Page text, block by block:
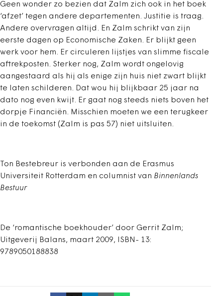
Geen wonder zo bezien dat Zalm zich ook in het boek
‘afzet’ tegen andere departementen. Justitie is traag.
Andere overvragen altijd. En Zalm schrikt van zijn
eerste dagen op Economische Zaken. Er blijkt geen
werk voor hem. Er circuleren lijstjes van slimme fiscale
aftrekposten. Sterker nog, Zalm wordt ongelovig
aangestaard als hij als enige zijn huis niet zwart blijkt
te laten schilderen. Dat wou hij blijkbaar 25 jaar na
dato nog even kwijt. Er gaat nog steeds niets boven het
dorpje Financiën. Misschien moeten we een terugkeer
in de toekomst (Zalm is pas 57) niet uitsluiten.
Ton Bestebreur is verbonden aan de Erasmus
Universiteit Rotterdam en columnist van Binnenlands
Bestuur
De ‘romantische boekhouder’ door Gerrit Zalm;
Uitgeverij Balans, maart 2009, ISBN- 13:
9789050188838